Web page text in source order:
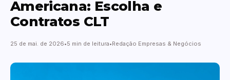
Americana: Escolha e
Contratos CLT
25 de mai. de 2026 5 min de leitura Redação Empresas & Negócios